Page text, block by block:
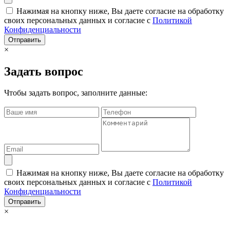
Нажимая на кнопку ниже, Вы даете согласие на обработку
своих персональных данных и согласие с Политикой
Конфиденциальности
Отправить
×
Задать вопрос
Чтобы задать вопрос, заполните данные:
Нажимая на кнопку ниже, Вы даете согласие на обработку
своих персональных данных и согласие с Политикой
Конфиденциальности
Отправить
×